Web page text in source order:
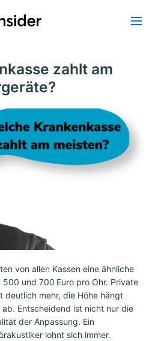
zahlt am
von allen Kassen eine ähnliche
500 und 700 Euro pro Ohr. Private
deutlich mehr, die Höhe hängt
Entscheidend ist nicht nur die
der Anpassung. Ein
lohnt sich immer.